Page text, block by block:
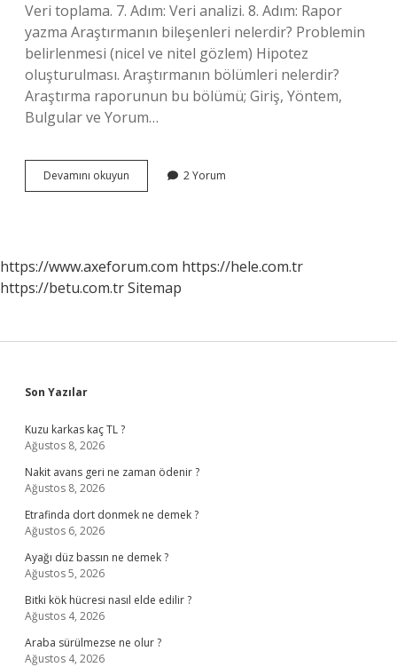
Veri toplama. 7. Adım: Veri analizi. 8. Adım: Rapor
yazma Araştırmanın bileşenleri nelerdir? Problemin
belirlenmesi (nicel ve nitel gözlem) Hipotez
oluşturulması. Araştırmanın bölümleri nelerdir?
Araştırma raporunun bu bölümü; Giriş, Yöntem,
Bulgular ve Yorum…
Devamını okuyun
Araştırmanın
2 Yorum
https://www.axeforum.com https://hele.com.tr
https://betu.com.trSitemap
Sidebar
Son Yazılar
Kuzu karkas kaç TL ?
Ağustos 8, 2026
Nakit avans geri ne zaman ödenir ?
Ağustos 8, 2026
Etrafinda dort donmek ne demek ?
Ağustos 6, 2026
Ayağı düz bassın ne demek ?
Ağustos 5, 2026
Bitki kök hücresi nasıl elde edilir ?
Ağustos 4, 2026
Araba sürülmezse ne olur ?
Ağustos 4, 2026